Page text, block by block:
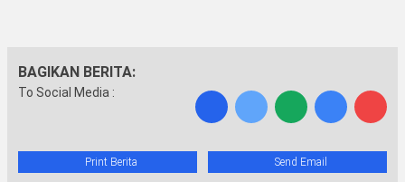
BAGIKAN BERITA:
To Social Media :
Print Berita Send Email